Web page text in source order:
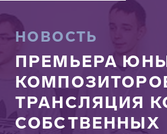
НОВОСТЬ
ПРЕМЬЕРА
ТРАНСЛЯЦИЯ
СОБСТВЕННЫХ